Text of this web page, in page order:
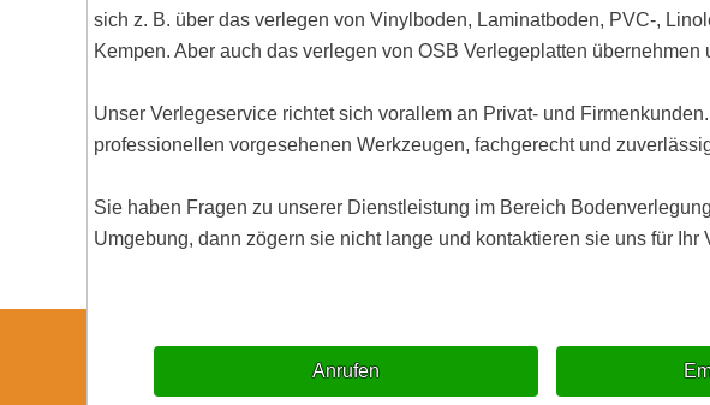
sich z. B. über das verlegen von Vinylboden, Laminatboden, PVC-,
Kempen. Aber auch das verlegen von OSB Verlegeplatten übernehmen
Unser Verlegeservice richtet sich vorallem an Privat- und
professionellen vorgesehenen Werkzeugen, fachgerecht und
Sie haben Fragen zu unserer Dienstleistung im Bereich
Umgebung, dann zögern sie nicht lange und kontaktieren sie uns für Ihr
Anrufen